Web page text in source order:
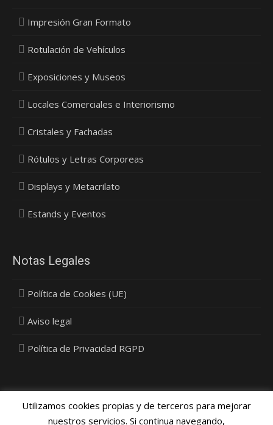
Impresión Gran Formato
Rotulación de Vehículos
Exposiciones y Museos
Locales Comerciales e Interiorismo
Cristales y Fachadas
Rótulos y Letras Corporeas
Displays y Metacrilato
Estands y Eventos
Notas Legales
Política de Cookies (UE)
Aviso legal
Política de Privacidad RGPD
Utilizamos cookies propias y de terceros para mejorar
nuestros servicios. Si continua navegando,